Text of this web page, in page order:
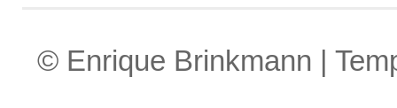
© Enrique Brinkmann |